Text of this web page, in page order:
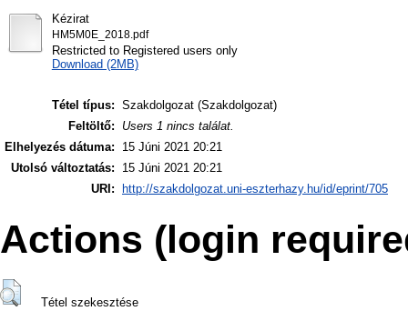
Kézirat
HM5M0E_2018.pdf
Restricted to Registered users only
Download (2MB)
Tétel típus: Szakdolgozat (Szakdolgozat)
Feltöltő:
Users 1 nincs találat.
Elhelyezés dátuma:
15 Júni 2021 20:21
Utolsó változtatás:
15 Júni 2021 20:21
URI:
http://szakdolgozat.uni-eszterhazy.hu/id/eprint/705
Actions (login
Tétel szekesztése